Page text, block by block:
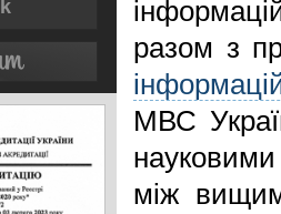
разом з
МВС
науковими
між